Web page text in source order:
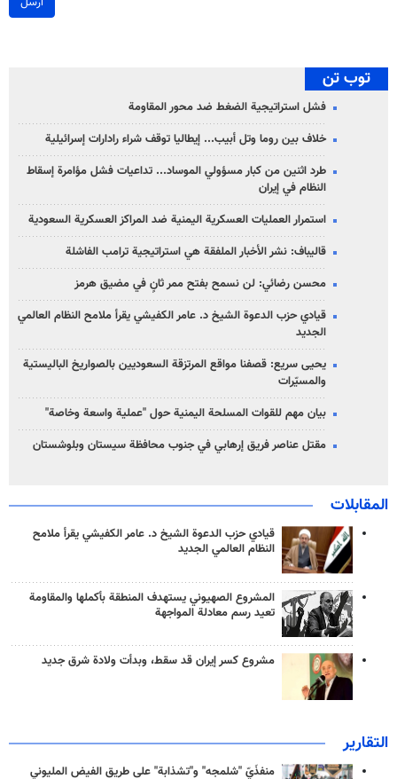
توب تن
فشل استراتيجية الضغط ضد محور المقاومة
خلاف بين روما وتل أبيب... إيطاليا توقف شراء رادارات إسرائيلية
طرد اثنين من كبار مسؤولي الموساد... تداعيات فشل مؤامرة إسقاط
النظام في إيران
استمرار العمليات العسكرية اليمنية ضد المراكز العسكرية السعودية
قاليباف: نشر الأخبار الملفقة هي استراتيجية ترامب الفاشلة
محسن رضائي: لن نسمح بفتح ممر ثانٍ في مضيق هرمز
قيادي حزب الدعوة الشيخ د. عامر الكفيشي يقرأ ملامح النظام العالمي
الجديد
يحيى سريع: قصفنا مواقع المرتزقة السعوديين بالصواريخ الباليستية
والمسيّرات
بيان مهم للقوات المسلحة اليمنية حول "عملية واسعة وخاصة"
مقتل عناصر فريق إرهابي في جنوب محافظة سيستان وبلوشستان
المقابلات
قيادي حزب الدعوة الشيخ د. عامر الكفيشي يقرأ ملامح
النظام العالمي الجديد
المشروع الصهيوني يستهدف المنطقة بأكملها والمقاومة
تعيد رسم معادلة المواجهة
مشروع كسر إيران قد سقط، وبدأت ولادة شرق جديد
التقارير
منفذَيّ "شلمجه" و"تشذابة" على طريق الفيض المليوني